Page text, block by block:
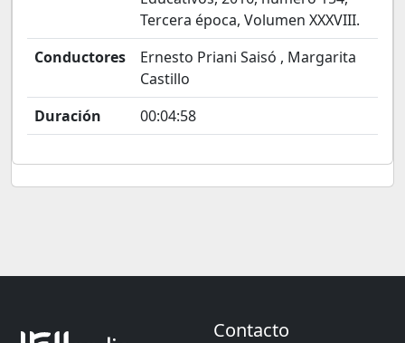
Tercera época, Volumen XXXVIII.
Conductores
Ernesto Priani Saisó , Margarita
Castillo
Duración
00:04:58
Contacto